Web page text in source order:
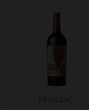
PAUILLAC